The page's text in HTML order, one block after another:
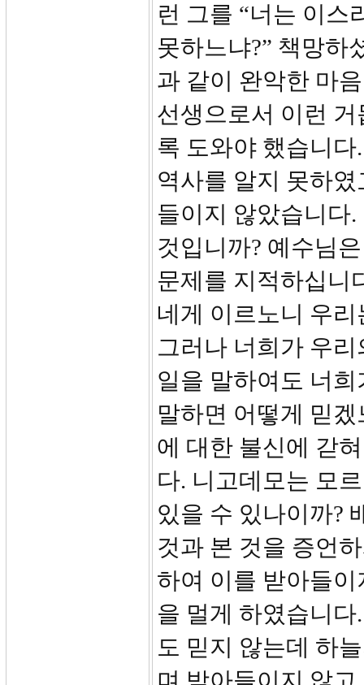
런 그를 “너는 이스
못하느냐?” 책망하
과 같이 완악한 마
선생으로서 이런
록 도와야 했습니
역사를 알지 못하
들이지 않았습니다
것입니까? 예수님
문제를 지적하십니
네게 이르노니 우
그러나 너희가 우
일을 말하여도 너
말하면 어떻게 믿
에 대한 불신에 갇
다. 니고데모는 모
있을 수 있나이까?
것과 본 것을 증언
하여 이를 받아들
을 멀게 하였습니
도 믿지 않는데 하